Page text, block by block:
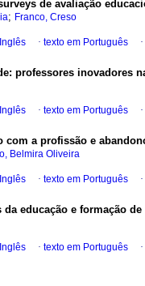
de avaliação
; Franco, Creso
Inglês · texto em Português ·
professores inovadores
Inglês · texto em Português ·
com a profissão e
Belmira Oliveira
Inglês · texto em Português ·
educação e formação
Inglês · texto em Português ·